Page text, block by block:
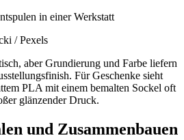
/ Pexels
aber Grundierung und Farbe liefern
Für Geschenke sieht
PLA mit einem bemalten Sockel oft
glänzender Druck.
und Zusammenbauen